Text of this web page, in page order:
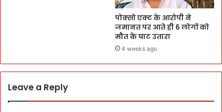
पोक्सो एक्ट के आरोपी ने
जमानत पर आते ही 6 लोगों को
मौत के घाट उतारा
4 weeks ago
Leave a Reply